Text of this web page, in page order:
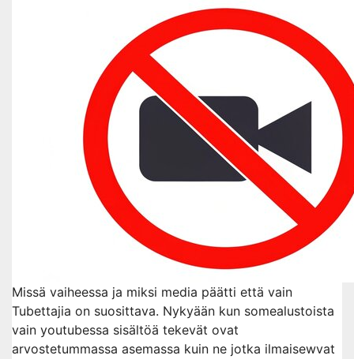
Missä vaiheessa ja miksi media päätti että vain
Tubettajia on suosittava. Nykyään kun somealustoista
vain youtubessa sisältöä tekevät ovat
arvostetummassa asemassa kuin ne jotka ilmaisewvat